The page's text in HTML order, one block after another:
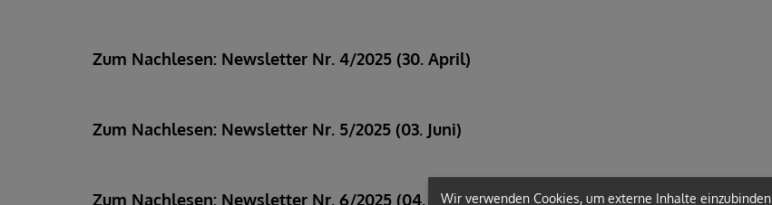
Zum Nachlesen: Newsletter Nr. 4/2025 (30. April)
Zum Nachlesen: Newsletter Nr. 5/2025 (03. Juni)
Zum Nachlesen: Newsletter Nr. 6/2025 (04. September)Wir verwenden Cookies, um externe Inhalte einzubinden